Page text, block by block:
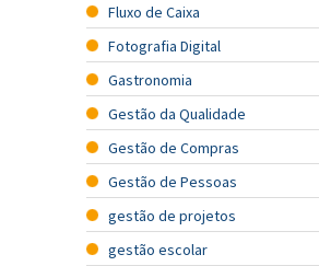
Fluxo de Caixa
Fotografia Digital
Gastronomia
Gestão da Qualidade
Gestão de Compras
Gestão de Pessoas
gestão de projetos
gestão escolar